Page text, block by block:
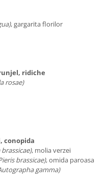
, gargarita florilor
ridiche
rosae)
conopida
, molia verzei
brassicae), omida paroasa
gamma)